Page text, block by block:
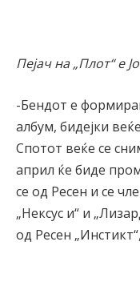
Пејач на „Плот“ е
-Бендот е
албум, бидејки
Спотот веќе се
април ќе биде
се од Ресен и се
„Нексус и“ и
од Ресен